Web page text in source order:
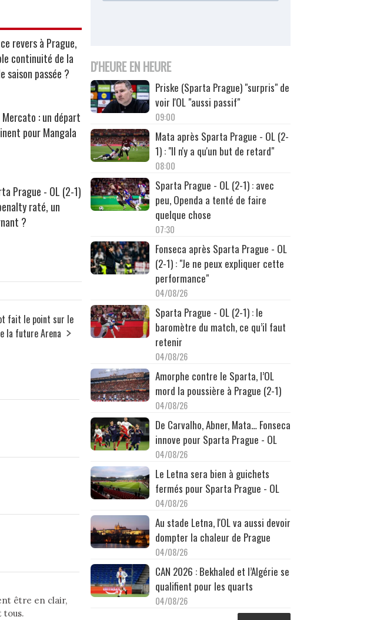
revers à Prague,
continuité de la
saison passée ?
Mercato : un départ
pour Mangala
Prague - OL (2-1)
raté, un
?
fait le point sur le
la future Arena
être en clair,
tous.
D'HEURE EN HEURE
Priske (Sparta Prague) "surpris" de
voir l'OL "aussi passif"
09:00
Mata après Sparta Prague - OL (2-
1) : "Il n'y a qu'un but de retard"
08:00
Sparta Prague - OL (2-1) : avec
peu, Openda a tenté de faire
quelque chose
07:30
Fonseca après Sparta Prague - OL
(2-1) : "Je ne peux expliquer cette
performance"
04/08/26
Sparta Prague - OL (2-1) : le
baromètre du match, ce qu’il faut
retenir
04/08/26
Amorphe contre le Sparta, l’OL
mord la poussière à Prague (2-1)
04/08/26
De Carvalho, Abner, Mata… Fonseca
innove pour Sparta Prague - OL
04/08/26
Le Letna sera bien à guichets
fermés pour Sparta Prague - OL
04/08/26
Au stade Letna, l'OL va aussi devoir
dompter la chaleur de Prague
04/08/26
CAN 2026 : Bekhaled et l’Algérie se
qualifient pour les quarts
04/08/26